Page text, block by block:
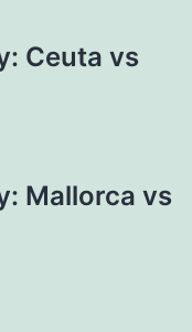
Ceuta vs
Mallorca vs